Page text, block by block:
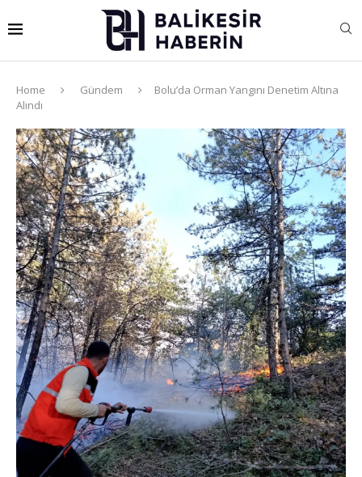
Home Gündem
Bolu’da Orman Yangını Denetim Altına
Alındı